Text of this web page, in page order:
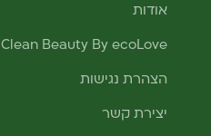
אודות
Clean Beauty By ecoLove
הצהרת נגישות
יצירת קשר